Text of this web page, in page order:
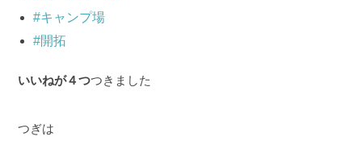
#キャンプ場
#開拓
いいねが４つつきました
つぎは